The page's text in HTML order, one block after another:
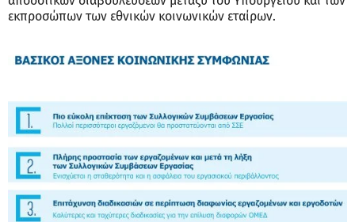
εκπροσώπων των εθνικών κοινωνικών εταίρων.